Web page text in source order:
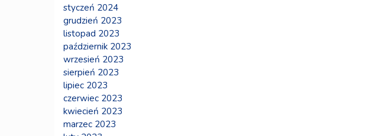
styczeń 2024
grudzień 2023
listopad 2023
październik 2023
wrzesień 2023
sierpień 2023
lipiec 2023
czerwiec 2023
kwiecień 2023
marzec 2023